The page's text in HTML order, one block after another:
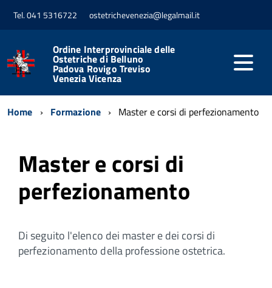
Tel. 041 5316722 ostetrichevenezia@legalmail.it
Ordine Interprovinciale delle
Ostetriche di Belluno
Padova Rovigo Treviso
Venezia Vicenza
Home Formazione Master e corsi di perfezionamento
Master e corsi di
perfezionamento
Di seguito l'elenco dei master e dei corsi di
perfezionamento della professione ostetrica.